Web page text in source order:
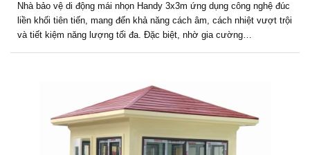
Nhà bảo vệ di động mái nhọn Handy 3x3m ứng dụng công nghệ đúc
liền khối tiên tiến, mang đến khả năng cách âm, cách nhiệt vượt trội
và tiết kiệm năng lượng tối đa. Đặc biệt, nhờ gia cường…